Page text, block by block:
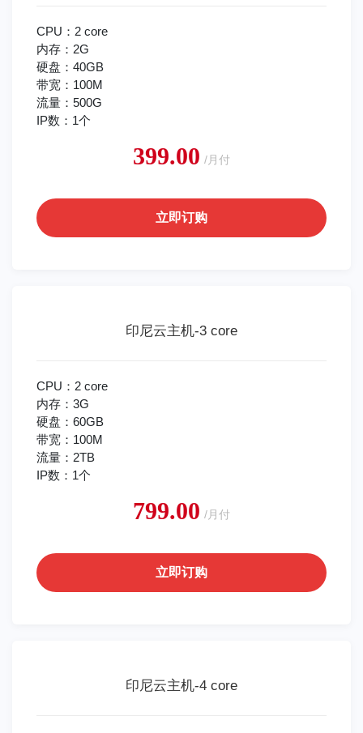
CPU：2 core
内存：2G
硬盘：40GB
带宽：100M
流量：500G
IP数：1个
399.00 /月付
立即订购
印尼云主机-3 core
CPU：2 core
内存：3G
硬盘：60GB
带宽：100M
流量：2TB
IP数：1个
799.00 /月付
立即订购
印尼云主机-4 core